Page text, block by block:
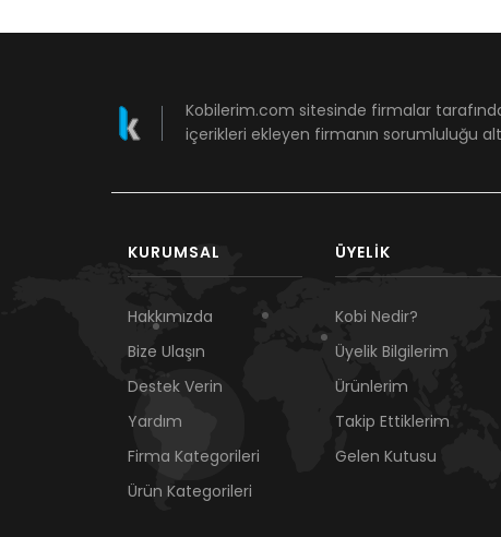
Kobilerim.com sitesinde firmalar
içerikleri ekleyen firmanın sorumluluğu
KURUMSAL
Hakkımızda
Bize Ulaşın
Destek Verin
Yardım
Firma Kategorileri
Ürün Kategorileri
ÜYELIK
Kobi Nedir?
Üyelik Bilgilerim
Ürünlerim
Takip Ettiklerim
Gelen Kutusu